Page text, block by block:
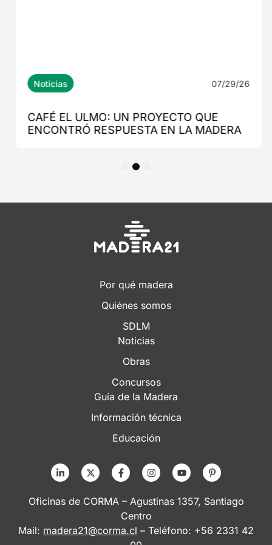
Por qué madera
Quiénes somos
SDLM
Noticias
Obras
Concursos
Guía de la Madera
Información técnica
Educación
Oficinas de CORMA – Agustinas 1357, Santiago
Centro
Mail: madera21@corma.cl – Teléfono: +56 2331 42